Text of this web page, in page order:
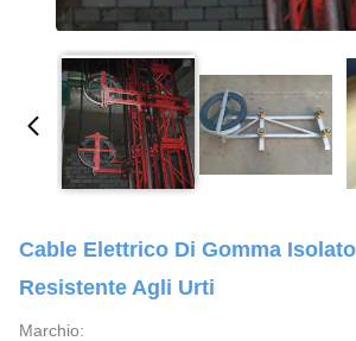
Cable Elettrico Di Gomma
Resistente Agli Urti
Marchio: